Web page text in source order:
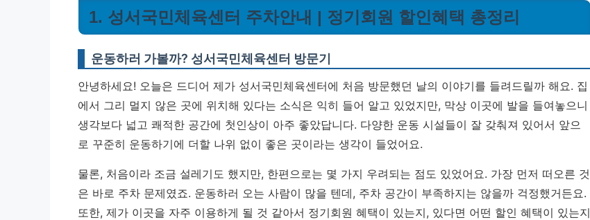
1. 성서국민체육센터 주차안내 | 정기회원 할인혜택 총정리
운동하러 가볼까? 성서국민체육센터 방문기
안녕하세요! 오늘은 드디어 제가 성서국민체육센터에 처음 방문했던 날의 이야기를 들려드릴까 해요. 집
에서 그리 멀지 않은 곳에 위치해 있다는 소식은 익히 들어 알고 있었지만, 막상 이곳에 발을 들여놓으니
생각보다 넓고 쾌적한 공간에 첫인상이 아주 좋았답니다. 다양한 운동 시설들이 잘 갖춰져 있어서 앞으
로 꾸준히 운동하기에 더할 나위 없이 좋은 곳이라는 생각이 들었어요.
물론, 처음이라 조금 설레기도 했지만, 한편으로는 몇 가지 우려되는 점도 있었어요. 가장 먼저 떠오른 것
은 바로 주차 문제였죠. 운동하러 오는 사람이 많을 텐데, 주차 공간이 부족하지는 않을까 걱정했거든요.
또한, 제가 이곳을 자주 이용하게 될 것 같아서 정기회원 혜택이 있는지, 있다면 어떤 할인 혜택이 있는지